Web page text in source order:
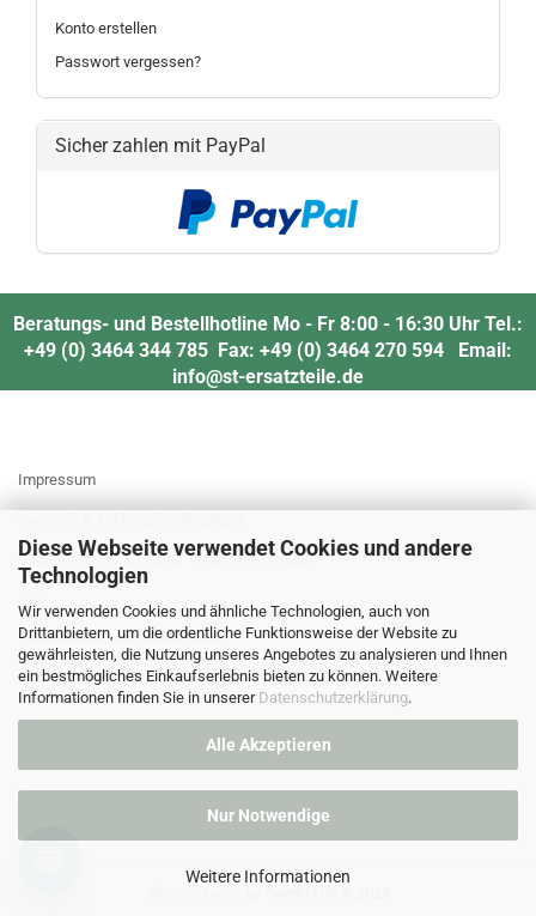
Diese Webseite verwendet Cookies und andere
Technologien
Wir verwenden Cookies und ähnliche Technologien, auch von
Drittanbietern, um die ordentliche Funktionsweise der Website zu
gewährleisten, die Nutzung unseres Angebotes zu analysieren und Ihnen
ein bestmögliches Einkaufserlebnis bieten zu können. Weitere
Informationen finden Sie in unserer Datenschutzerklärung.
Alle Akzeptieren
Nur Notwendige
Weitere Informationen
Konto erstellen
Passwort vergessen?
Sicher zahlen mit PayPal
Beratungs- und Bestellhotline Mo - Fr 8:00 - 16:30 Uhr Tel.:
+49 (0) 3464 344 785 Fax: +49 (0) 3464 270 594 Email:
info@st-ersatzteile.de
Impressum
Widerrufsrecht & Muster-Widerrufsformular
Privatsphäre und Datenschutz
Cookie Einstellungen